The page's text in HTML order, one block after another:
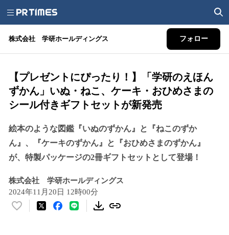
株式会社 学研ホールディングス フォロー
【プレゼントにぴったり！】「学研のえほん
ずかん」いぬ・ねこ、ケーキ・おひめさまの
シール付きギフトセットが新発売
絵本のような図鑑『いぬのずかん』と『ねこのずか
ん』、『ケーキのずかん』と『おひめさまのずかん』
が、特製パッケージの2冊ギフトセットとして登場！
株式会社 学研ホールディングス
2024年11月20日 12時00分
い